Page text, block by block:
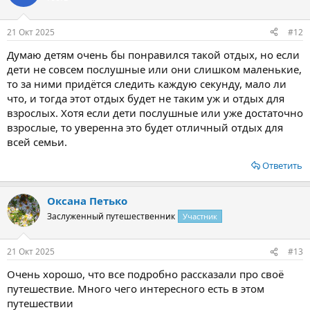
дополнительно йогурты, булочки, каши.
Сыну 3 лет приходилось докармливать, и мы брали еду с
баночках. В столовой никто не возражал, что мы приносили
детскую еду. Воду мы покупали дополнительно, в каюте
чайника не было.
Как устроены экскурсии с детьми​
, на которые можно записаться, но с
детьми это оказалось не так просто:
Часто экскурсии рассчитаны на 2–3 часа, пешком, без
пауз
Не везде можно отойти в туалет или посидеть в тени
В Казани и Ярославле стоянки были короткие - бегом и
Мы выбрали не все экскурсии. Иногда оставались на корабле
или гуляли по городу самостоятельно - это для нас оказалось
21 Окт 2025 #12
Думаю детям очень бы понравился такой отдых, но если
дети не совсем послушные или они слишком маленькие,
то за ними придётся следить каждую секунду, мало ли
что, и тогда этот отдых будет не таким уж и отдых для
взрослых. Хотя если дети послушные или уже достаточно
взрослые, то уверенна это будет отличный отдых для
всей семьи.
Ответить
Оксана Петько
Заслуженный путешественник Участник
21 Окт 2025 #13
Очень хорошо, что все подробно рассказали про своё
путешествие. Много чего интересного есть в этом
путешествии